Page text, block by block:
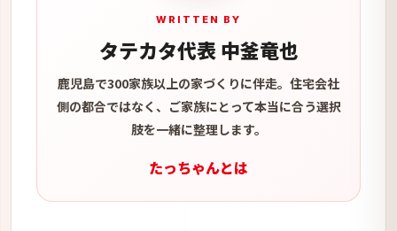
WRITTEN BY
タテカタ代表 中釜竜也
鹿児島で300家族以上の家づくりに伴走。住宅会社
側の都合ではなく、ご家族にとって本当に合う選択
肢を一緒に整理します。
たっちゃんとは